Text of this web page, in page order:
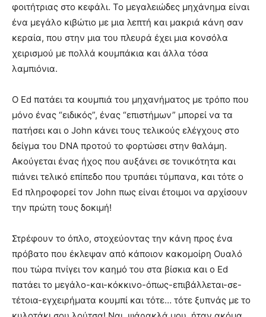
φοιτήτριας στο κεφάλι. Το μεγαλειώδες μηχάνημα είναι
ένα μεγάλο κιβώτιο με μια λεπτή και μακριά κάνη σαν
κεραία, που στην μια του πλευρά έχει μια κονσόλα
χειρισμού με πολλά κουμπάκια και άλλα τόσα
λαμπιόνια.
Ο Ed πατάει τα κουμπιά του μηχανήματος με τρόπο που
μόνο ένας “ειδικός”, ένας “επιστήμων” μπορεί να τα
πατήσει και ο John κάνει τους τελικούς ελέγχους στο
δείγμα του DNA προτού το φορτώσει στην θαλάμη.
Ακούγεται ένας ήχος που αυξάνει σε τονικότητα και
πιάνει τελικό επίπεδο που τρυπάει τύμπανα, και τότε ο
Ed πληροφορεί τον John πως είναι έτοιμοι να αρχίσουν
την πρώτη τους δοκιμή!
Στρέφουν το όπλο, στοχεύοντας την κάνη προς ένα
πρόβατο που έκλεψαν από κάποιον κακομοίρη Ουαλό
που τώρα πνίγει τον καημό του στα βίσκια και ο Ed
πατάει το μεγάλο-και-κόκκινο-όπως-επιβάλλεται-σε-
τέτοια-εγχειρήματα κουμπί και τότε… τότε ξυπνάς με το